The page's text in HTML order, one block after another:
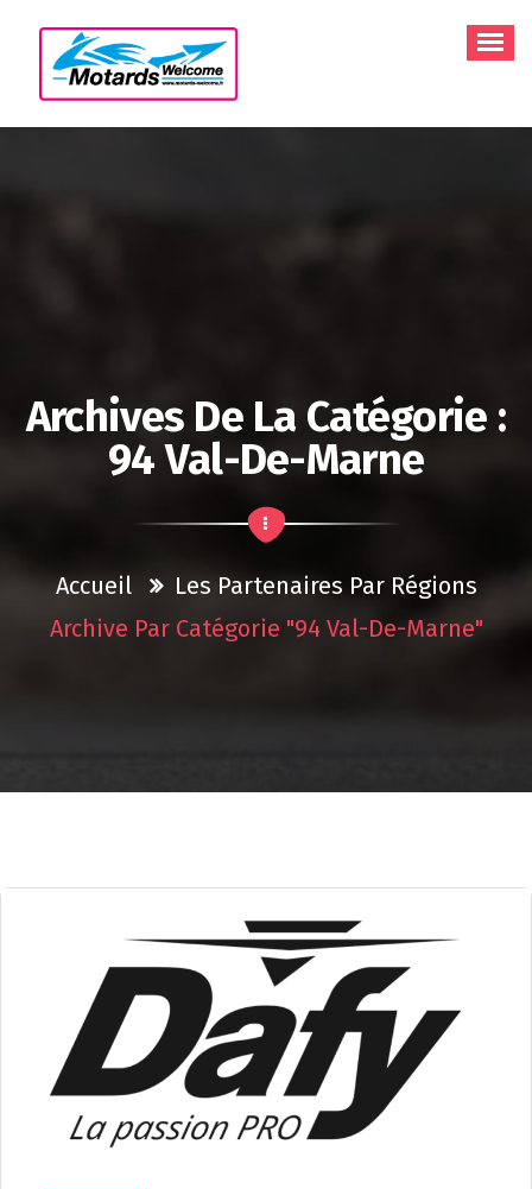
contenu
Archives De La Catégorie :
94 Val-De-Marne
Accueil
Les Partenaires Par Régions
Archive Par Catégorie "94 Val-De-Marne"